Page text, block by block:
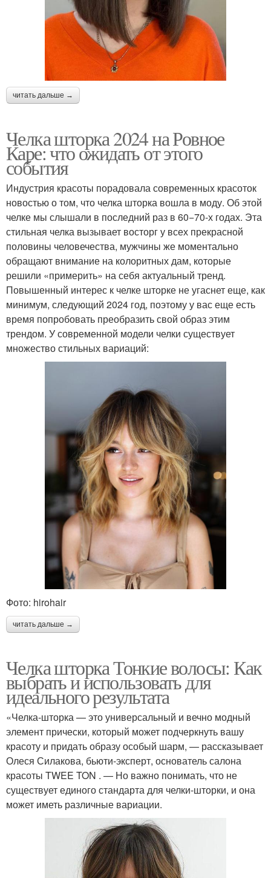
читать дальше →
Челка шторка 2024 на Ровное
Каре: что ожидать от этого
события
Индустрия красоты порадовала современных красоток
новостью о том, что челка шторка вошла в моду. Об этой
челке мы слышали в последний раз в 60−70-х годах. Эта
стильная челка вызывает восторг у всех прекрасной
половины человечества, мужчины же моментально
обращают внимание на колоритных дам, которые
решили «примерить» на себя актуальный тренд.
Повышенный интерес к челке шторке не угаснет еще, как
минимум, следующий 2024 год, поэтому у вас еще есть
время попробовать преобразить свой образ этим
трендом. У современной модели челки существует
множество стильных вариаций:
Фото: hirohair
читать дальше →
Челка шторка Тонкие волосы: Как
выбрать и использовать для
идеального результата
«Челка-шторка — это универсальный и вечно модный
элемент прически, который может подчеркнуть вашу
красоту и придать образу особый шарм, — рассказывает
Олеся Силакова, бьюти-эксперт, основатель салона
красоты TWEE TON . — Но важно понимать, что не
существует единого стандарта для челки-шторки, и она
может иметь различные вариации.